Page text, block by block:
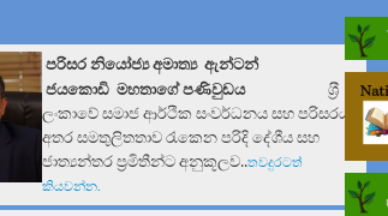
පරිසර නියෝජ්‍ය අමාත්‍ය ඇන්ටන්
ජයකොඩි මහතාගේපණිවුඩය
ශ‍්‍රී
ලංකාවේ සමාජ ආර්ථික සංවර්ධනය සහ පරිසරය
අතර සමතුලිතතාව රැකෙන පරිදි දේශීය සහ
ජාත්‍යන්තර ප්‍රමිතීන්ට අනුකූලව..තවදුරටත්
කියවන්න.